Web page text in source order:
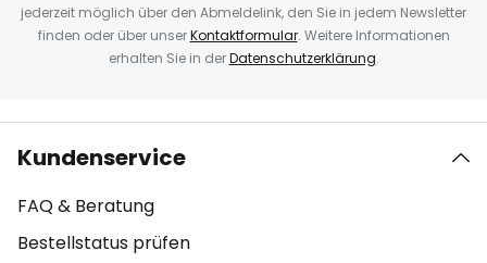
jederzeit möglich über den Abmeldelink, den Sie in jedem Newsletter
finden oder über unserKontaktformular. Weitere Informationen
erhalten Sie in derDatenschutzerklärung.
Kundenservice
FAQ & Beratung
Bestellstatus prüfen